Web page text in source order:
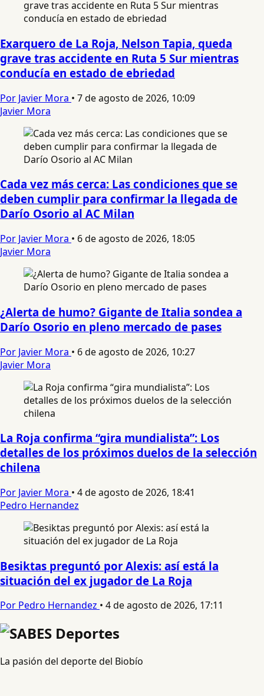
Exarquero de La Roja, Nelson Tapia, queda
grave tras accidente en Ruta 5 Sur mientras
conducía en estado de ebriedad
Por Javier Mora • 7 de agosto de 2026, 10:09
Javier Mora
Cada vez más cerca: Las condiciones que se
deben cumplir para confirmar la llegada de
Darío Osorio al AC Milan
Por Javier Mora • 6 de agosto de 2026, 18:05
Javier Mora
¿Alerta de humo? Gigante de Italia sondea a
Darío Osorio en pleno mercado de pases
Por Javier Mora • 6 de agosto de 2026, 10:27
Javier Mora
La Roja confirma “gira mundialista”: Los
detalles de los próximos duelos de la selección
chilena
Por Javier Mora • 4 de agosto de 2026, 18:41
Pedro Hernandez
Besiktas preguntó por Alexis: así está la
situación del ex jugador de La Roja
Por Pedro Hernandez • 4 de agosto de 2026, 17:11
La pasión del deporte del Biobío